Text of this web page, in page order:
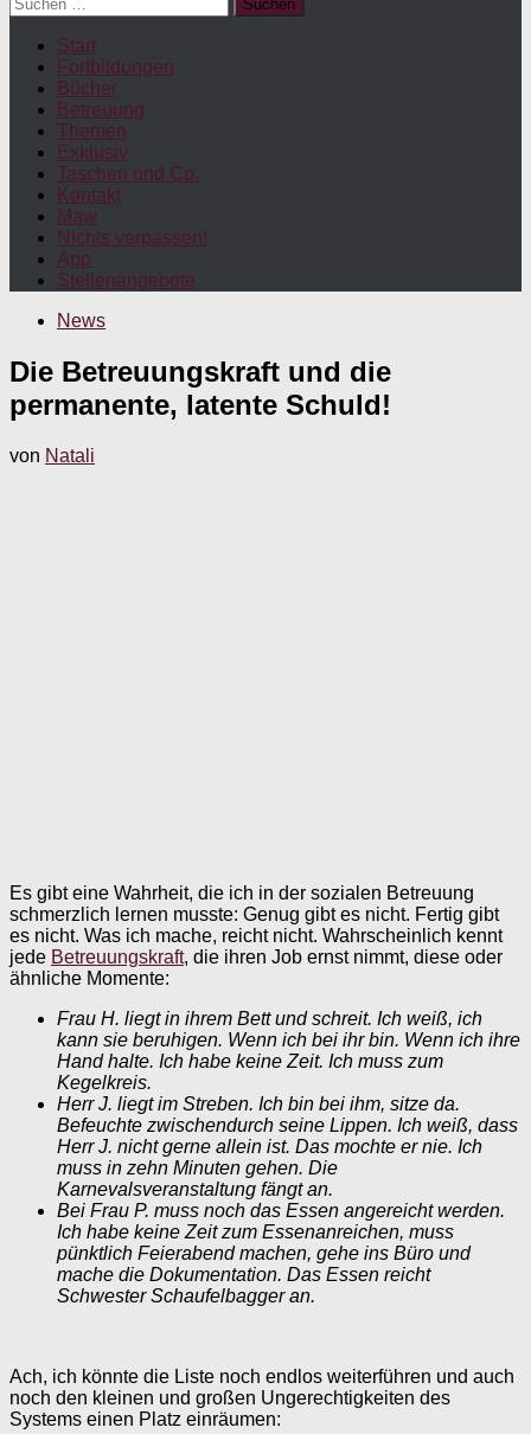
nach:
Start
Fortbildungen
Bücher
Betreuung
Themen
Exklusiv
Taschen und Co.
Kontakt
Maw
Nichts verpassen!
App
Stellenangebote
News
Die Betreuungskraft und die
permanente, latente Schuld!
von Natali
Es gibt eine Wahrheit, die ich in der sozialen Betreuung
schmerzlich lernen musste: Genug gibt es nicht. Fertig gibt
es nicht. Was ich mache, reicht nicht. Wahrscheinlich kennt
jede Betreuungskraft, die ihren Job ernst nimmt, diese oder
ähnliche Momente:
Frau H. liegt in ihrem Bett und schreit. Ich weiß, ich
kann sie beruhigen. Wenn ich bei ihr bin. Wenn ich ihre
Hand halte. Ich habe keine Zeit. Ich muss zum
Kegelkreis.
Herr J. liegt im Streben. Ich bin bei ihm, sitze da.
Befeuchte zwischendurch seine Lippen. Ich weiß, dass
Herr J. nicht gerne allein ist. Das mochte er nie. Ich
muss in zehn Minuten gehen. Die
Karnevalsveranstaltung fängt an.
Bei Frau P. muss noch das Essen angereicht werden.
Ich habe keine Zeit zum Essenanreichen, muss
pünktlich Feierabend machen, gehe ins Büro und
mache die Dokumentation. Das Essen reicht
Schwester Schaufelbagger an.
Ach, ich könnte die Liste noch endlos weiterführen und auch
noch den kleinen und großen Ungerechtigkeiten des
Systems einen Platz einräumen: